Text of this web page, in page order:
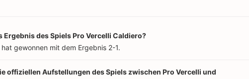
Ergebnis des Spiels Pro Vercelli Caldiero?
hat gewonnen mit dem Ergebnis 2-1.
offiziellen Aufstellungen des Spiels zwischen Pro Vercelli und